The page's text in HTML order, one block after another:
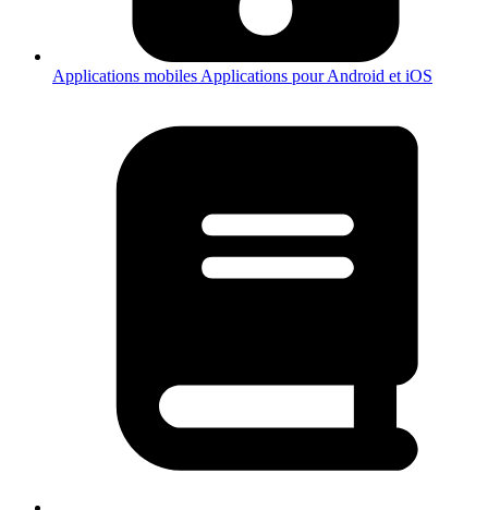
Applications mobiles Applications pour Android et iOS